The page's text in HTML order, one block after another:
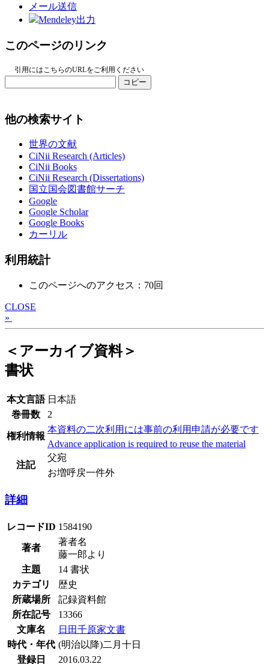
メール送信
Mendeley出力
このページのリンク
引用にはこちらのURLをご利用ください
コピー
他の検索サイト
世界の文献
CiNii Research (Articles)
CiNii Books
CiNii Research (Dissertations)
国立国会図書館サーチ
Google
Google Scholar
Google Books
カーリル
利用統計
このページへのアクセス：70回
CLOSE
»
＜アーカイブ資料＞
書状
本文言語 日本語
巻冊数
2
権利情報
本資料の二次利用には事前の利用申請が必要です
Advance application is required to reuse the material
注記
父宛
お増呼戻一件外
詳細
レコードID 1584190
著者
著者名
藤一郎より
主題
14 書状
カテゴリ
歴史
所蔵場所
記録資料館
所在記号
13366
文庫名
日田千原家文書
時代・年代 (明治以降)二月十日
登録日
2016.03.22